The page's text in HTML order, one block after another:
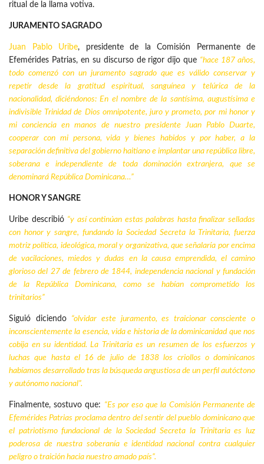
ritual de la llama votiva.
JURAMENTO SAGRADO
Juan Pablo Uribe, presidente de la Comisión Permanente de
Efemérides Patrias, en su discurso de rigor dijo que “hace 187 años,
todo comenzó con un juramento sagrado que es válido conservar y
repetir desde la gratitud espiritual, sanguínea y telúrica de la
nacionalidad, diciéndonos: En el nombre de la santísima, augustísima e
indivisible Trinidad de Dios omnipotente, juro y prometo, por mi honor y
mi conciencia en manos de nuestro presidenteJuan Pablo Duarte,
cooperar con mi persona, vida y bienes habidos y por haber, a la
separación definitiva del gobierno haitiano e implantar una república libre,
soberana e independiente de toda dominación extranjera, que se
denominará República Dominicana…”
HONOR Y SANGRE
Uribe describió “y así continúan estas palabras hasta finalizar selladas
con honor y sangre, fundando laSociedad Secreta la Trinitaria, fuerza
motriz política, ideológica, moral y organizativa, que señalaría por encima
de vacilaciones, miedos y dudas en la causa emprendida, el camino
glorioso del 27 de febrero de 1844, independencia nacional y fundación
de la República Dominicana, como se habían comprometido los
trinitarios”
Siguió diciendo “olvidar este juramento, es traicionar consciente o
inconscientemente la esencia, vida e historia de la dominicanidad que nos
cobija en su identidad. La Trinitaria es un resumen de los esfuerzos y
luchas que hasta el 16 de julio de 1838 los criollos o dominicanos
habíamos desarrollado tras la búsqueda angustiosa de un perfil autóctono
y autónomo nacional”.
Finalmente, sostuvo que: “Es por eso que la Comisión Permanente de
Efemérides Patrias proclama dentro del sentir del pueblo dominicano que
el patriotismo fundacional de la Sociedad Secreta la Trinitaria es luz
poderosa de nuestra soberanía e identidad nacional contra cualquier
peligro o traición hacia nuestro amado país”.